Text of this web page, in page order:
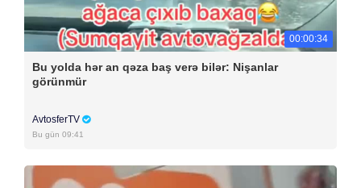
00:00:34
Bu yolda hər an qəza baş verə bilər: Nişanlar
görünmür
AvtosferTV
Bu gün 09:41